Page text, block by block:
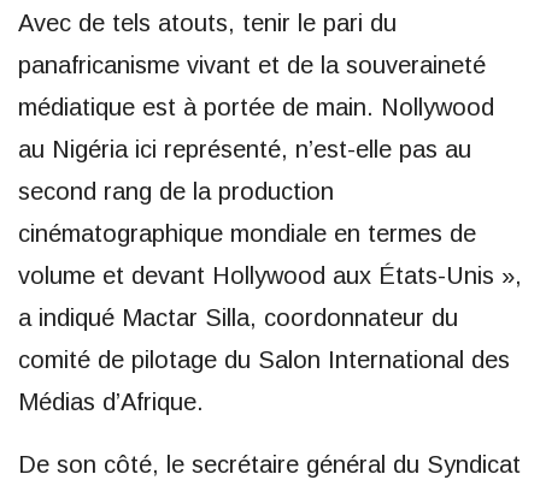
Avec de tels atouts, tenir le pari du
panafricanisme vivant et de la souveraineté
médiatique est à portée de main. Nollywood
au Nigéria ici représenté, n’est-elle pas au
second rang de la production
cinématographique mondiale en termes de
volume et devant Hollywood aux États-Unis »,
a indiqué Mactar Silla, coordonnateur du
comité de pilotage du Salon International des
Médias d’Afrique.
De son côté, le secrétaire général du Syndicat